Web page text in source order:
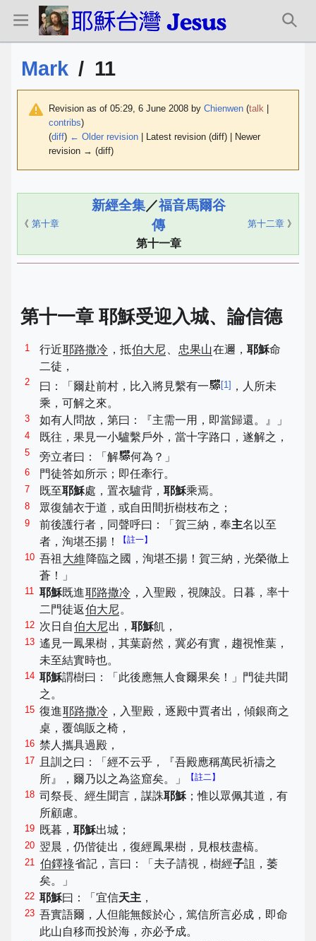
Mark / 11
Revision as of 05:29, 6 June 2008 by Chienwen (talk
contribs)
(diff) ← Older revision | Latest revision (diff) | Newer
revision → (diff)
《 第十章
新經全集／福音馬爾谷
傳
第十一章
第十二章 》
第十一章 耶穌受迎入城、論信德
1 行近耶路撒冷 ，抵伯大尼、 忠果山在邇，耶穌命
二徒，
2 曰：「爾赴前村，比入將見繫有一 [1] ，人所未
乘，可解之來。
3 如有人問故，第曰：『主需一用，即當歸還。』」
4 既往，果見一小驢繫戶外，當十字路口，遂解之，
5 旁立者曰：「解 何為？」
6 門徒答如所示；即任牽行。
7 既至耶穌處，置衣驢背，耶穌乘焉。
8 眾復舖衣于道，或自田間折樹枝布之；
9 前後護行者，同聲呼曰：「賀三納，奉主名以至
者，洵堪丕揚！
【註一】
10 吾祖 大維 降臨之國，洵堪丕揚！賀三納，光榮徹上
蒼！」
11 耶穌既進耶路撒冷 ，入聖殿，視陳設。日暮，率十
二門徒返伯大尼。
12 次日自伯大尼出，耶穌飢，
13 遙見一鳳果樹，其葉蔚然，冀必有實，趨視惟葉，
未至結實時也。
14 耶穌謂樹曰：「此後應無人食爾果矣！」門徒共聞
之。
15 復進耶路撒冷 ，入聖殿，逐殿中賈者出，傾銀商之
桌，覆鴿販之椅，
16 禁人攜具過殿，
17
且訓之曰：「經不云乎，『吾殿應稱萬民祈禱之
所』，爾乃以之為盜窟矣。」
【註二】
18 司祭長、經生聞言，謀誅耶穌；惟以眾佩其道，有
所顧慮。
19 既暮，耶穌出城；
20 翌晨，仍偕徒出，復經鳳果樹，見根枝盡槁。
21 伯鐸祿省記，言曰：「夫子請視，樹經子詛，萎
矣。」
22 耶穌曰：「宜信天主 ，
23 吾實語爾，人但能無餒於心，篤信所言必成，即命
此山自移而投於海，亦必予成。